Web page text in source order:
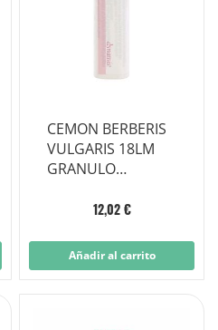
CEMON BERBERIS
VULGARIS 18LM
GRANULO
12,02 €
Añadir al carrito